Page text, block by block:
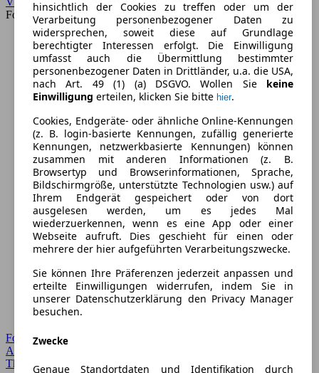
Forum
Forum Startseite
Alle Auto-Foren
Themen-Forum
hinsichtlich der Cookies zu treffen oder um der
Verarbeitung personenbezogener Daten zu
widersprechen, soweit diese auf Grundlage
berechtigter Interessen erfolgt. Die Einwilligung
umfasst auch die Übermittlung bestimmter
personenbezogener Daten in Drittländer, u.a. die USA,
nach Art. 49 (1) (a) DSGVO. Wollen Sie keine
Einwilligung erteilen, klicken Sie bitte hier.
Cookies, Endgeräte- oder ähnliche Online-Kennungen
(z. B. login-basierte Kennungen, zufällig generierte
Kennungen, netzwerkbasierte Kennungen) können
zusammen mit anderen Informationen (z. B.
Browsertyp und Browserinformationen, Sprache,
Bildschirmgröße, unterstützte Technologien usw.) auf
Ihrem Endgerät gespeichert oder von dort
ausgelesen werden, um es jedes Mal
wiederzuerkennen, wenn es eine App oder einer
Webseite aufruft. Dies geschieht für einen oder
mehrere der hier aufgeführten Verarbeitungszwecke.
Sie können Ihre Präferenzen jederzeit anpassen und
erteilte Einwilligungen widerrufen, indem Sie in
unserer Datenschutzerklärung den Privacy Manager
besuchen.
Zwecke
Genaue Standortdaten und Identifikation durch